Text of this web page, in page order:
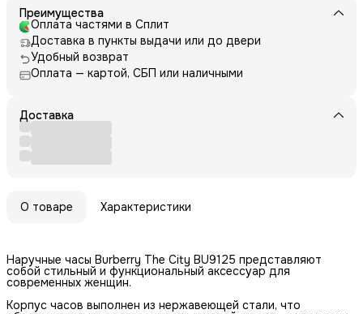
Преимущества
Оплата частями в Сплит
Доставка в пункты выдачи или до двери
Удобный возврат
Оплата — картой, СБП или наличными
Доставка
О товаре Характеристики
Наручные часы Burberry The City BU9125 представляют
собой стильный и функциональный аксессуар для
современных женщин.
Корпус часов выполнен из нержавеющей стали, что